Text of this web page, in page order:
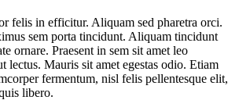
felis in efficitur. Aliquam sed pharetra orci.
sem porta tincidunt. Aliquam tincidunt
ornare. Praesent in sem sit amet leo
lectus. Mauris sit amet egestas odio. Etiam
fermentum, nisl felis pellentesque elit,
libero.